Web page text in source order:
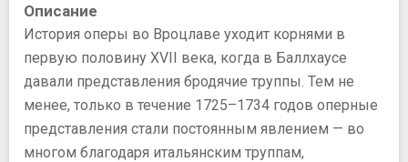
Описание
История оперы во Вроцлаве уходит корнями в
первую половину XVII века, когда в Баллхаусе
давали представления бродячие труппы. Тем не
менее, только в течение 1725–1734 годов оперные
представления стали постоянным явлением — во
многом благодаря итальянским труппам,